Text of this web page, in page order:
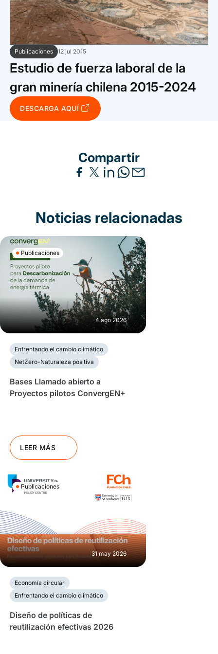
Trabaja con nosotros
Ver todo
Español
Ver todas
Español|English
Ver todas
Español|English
progresivos de gestión
Ver todos
Español
Español|English
Español|English
Publicaciones 12 jul 2015
Estudio de fuerza laboral de la
gran minería chilena 2015-2024
DESCARGA AQUÍ
Compartir
Noticias relacionadas
Publicaciones
4 ago 2026
Enfrentando el cambio climático
NetZero-Naturaleza positiva
Bases Llamado abierto a
Proyectos pilotos ConvergEN+
LEER MÁS
Publicaciones
31 may 2026
Economía circular
Enfrentando el cambio climático
Diseño de políticas de
reutilización efectivas 2026